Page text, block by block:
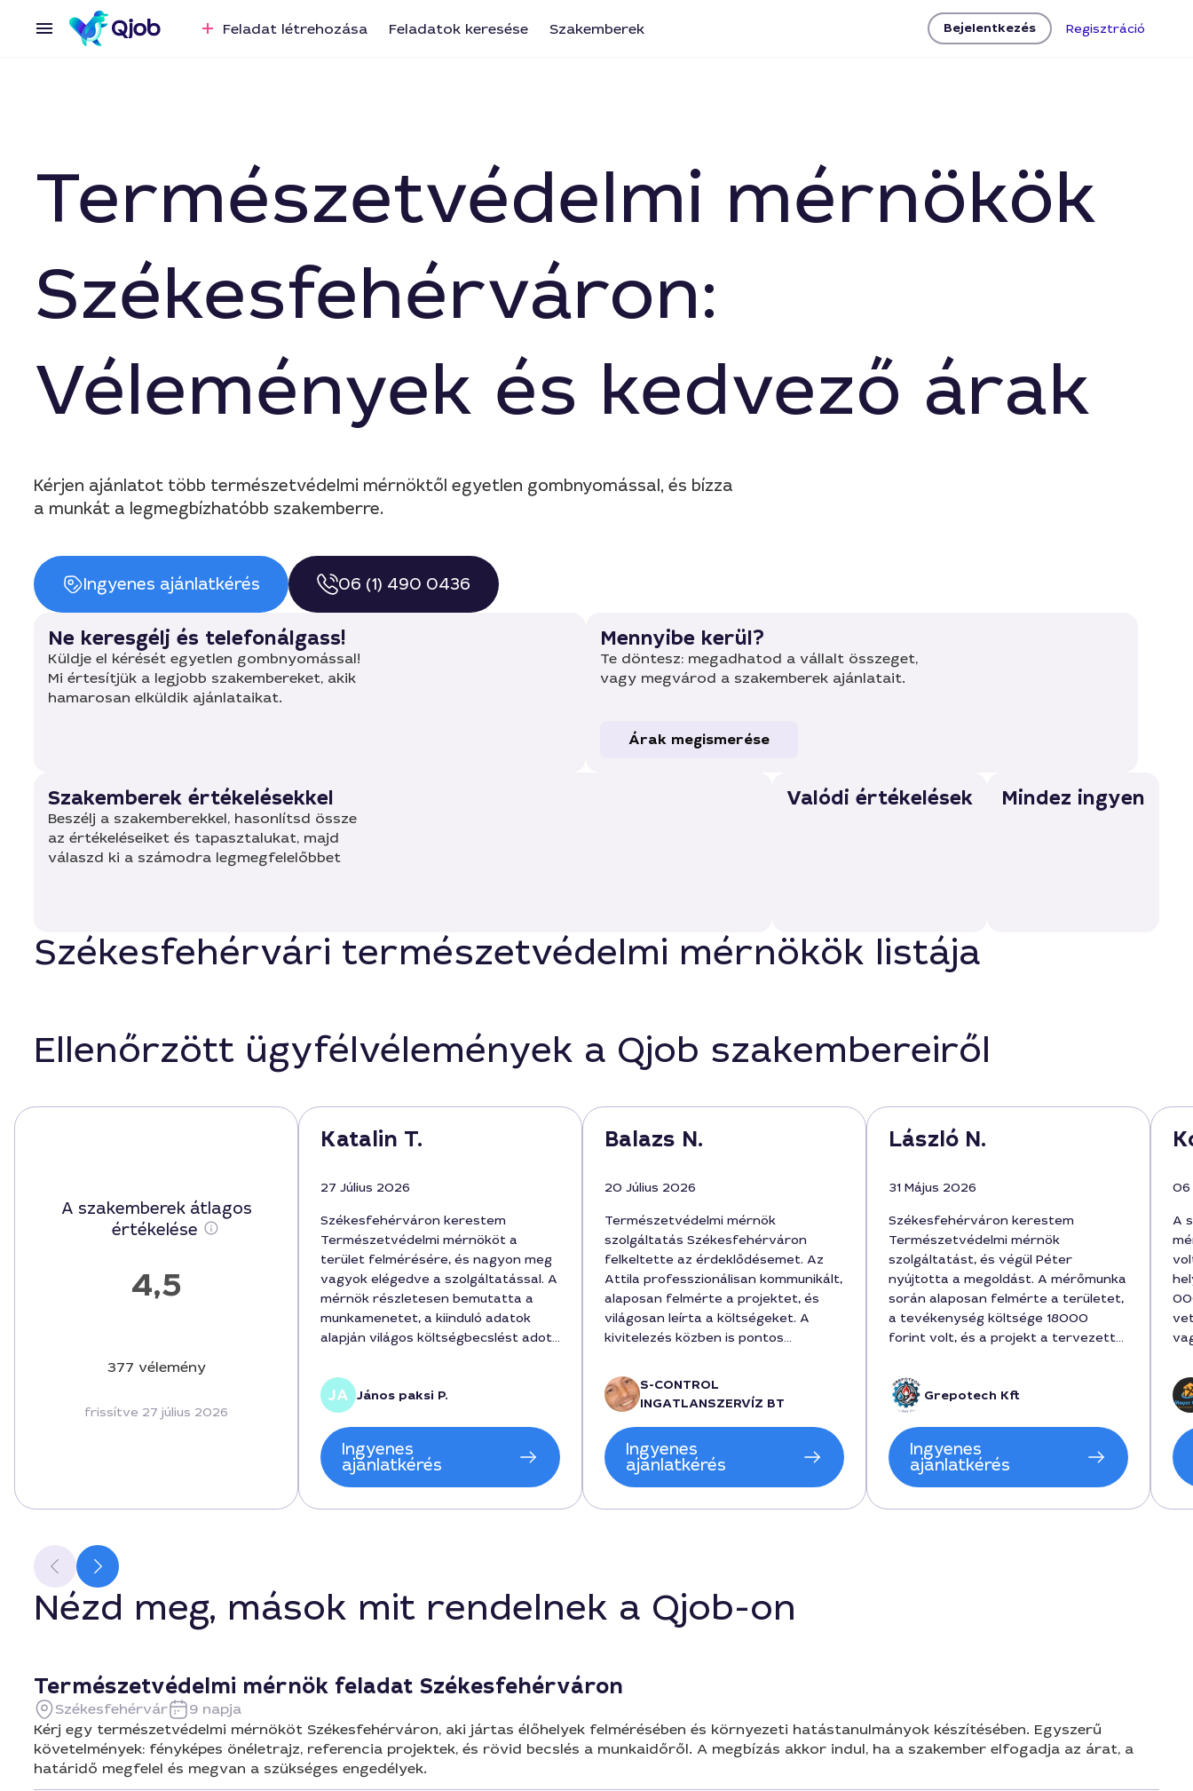
Feladat létrehozása Feladatok keresése Szakemberek Bejelentkezés Regisztráció
Természetvédelmi mérnökök
Székesfehérváron:
Vélemények és kedvező árak
Kérjen ajánlatot több természetvédelmi mérnöktől egyetlen gombnyomással, és bízza
a munkát a legmegbízhatóbb szakemberre.
Ingyenes ajánlatkérés 06 (1) 490 0436
Ne keresgélj és telefonálgass!
Küldje el kérését egyetlen gombnyomással!
Mi értesítjük a legjobb szakembereket, akik
hamarosan elküldik ajánlataikat.
Mennyibe kerül?
Te döntesz: megadhatod a vállalt összeget,
vagy megvárod a szakemberek ajánlatait.
Árak megismerése
Szakemberek értékelésekkel
Beszélj a szakemberekkel, hasonlítsd össze
az értékeléseiket és tapasztalukat, majd
válaszd ki a számodra legmegfelelőbbet
Valódi értékelések Mindez ingyen
Székesfehérvári természetvédelmi mérnökök listája
Ellenőrzött ügyfélvélemények a Qjob szakembereiről
A szakemberek átlagos
értékelése
4,5
377 vélemény
frissítve 27 július 2026
Katalin T.
27 Július 2026
Székesfehérváron kerestem
Természetvédelmi mérnököt a
terület felmérésére, és nagyon meg
vagyok elégedve a szolgáltatással. A
mérnök részletesen bemutatta a
munkamenetet, a kiinduló adatok
alapján világos költségbecslést adott
tartottuk. A projekt során a
dolgozott János, hiszen ő volt a
területi szakértő, és 6 nap alatt
elvégezte a vizsgálatot, 150000
forintért. Kellemes, türelmes
kommunikációval dolgozott, és
János paksi P.
Ingyenes
ajánlatkérés
Balazs N.
20 Július 2026
Természetvédelmi mérnök
szolgáltatás Székesfehérváron
felkeltette az érdeklődésemet. Az
Attila professzionálisan kommunikált,
alaposan felmérte a projektet, és
világosan leírta a költségeket. A
kivitelezés közben is pontos
alatt volt kész, és a teljes díj 180000
forint volt. Az eredmény minden
elvárásomat felülmúlta, köszönöm a
szakszerű hozzáállást a város zöld
területeinek védelméhez.
S-CONTROL
INGATLANSZERVÍZ BT
Ingyenes
ajánlatkérés
László N.
31 Május 2026
Székesfehérváron kerestem
Természetvédelmi mérnök
szolgáltatást, és végül Péter
nyújtotta a megoldást. A mérőmunka
során alaposan felmérte a területet,
a tevékenység költsége 18000
forint volt, és a projekt a tervezett
türelmes volt a részletekkel,
világosan magyarázta a lépéseket és
a fenntarthatóság fontosságát.
Imponáló a precizitás és a helyi
adottságok ismerete
Székesfehérváron.
Grepotech Kft
Ingyenes
ajánlatkérés
06
A
Nézd meg, mások mit rendelnek a Qjob-on
Természetvédelmi mérnök feladat Székesfehérváron
Székesfehérvár
9 napja
Kérj egy természetvédelmi mérnököt Székesfehérváron, aki jártas élőhelyek felmérésében és környezeti hatástanulmányok készítésében. Egyszerű
követelmények: fényképes önéletrajz, referencia projektek, és rövid becslés a munkaidőről. A megbízás akkor indul, ha a szakember elfogadja az árat, a
határidő megfelel és megvan a szükséges engedélyek.